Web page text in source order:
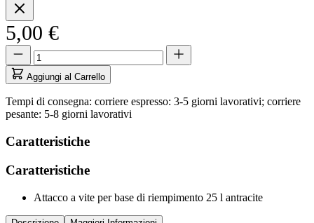
5,00 €
Quantità
aggiornata
1
Quantità
Aggiungi al Carrello
Tempi di consegna: corriere espresso: 3-5 giorni lavorativi; corriere
pesante: 5-8 giorni lavorativi
Caratteristiche
Caratteristiche
Attacco a vite per base di riempimento 25 l antracite